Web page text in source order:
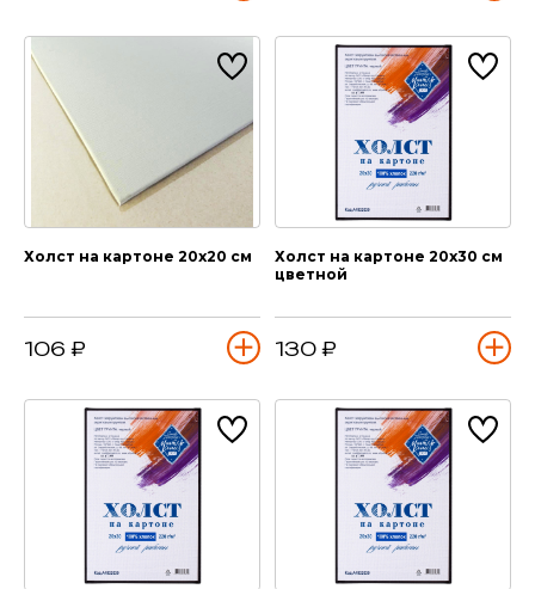
Холст на картоне 20х20 см
106 ₽
Холст на картоне 20х30 см
цветной
130 ₽